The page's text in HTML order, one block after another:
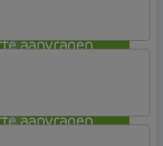
aanvragen
aanvragen